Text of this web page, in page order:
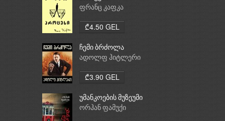
ფრანც კაფკა
₾4.50 GEL
ჩემი ბრძოლა
ადოლფ ჰიტლერი
₾3.90 GEL
უმანკოების მუზეუმი
ორჰან ფამუქი